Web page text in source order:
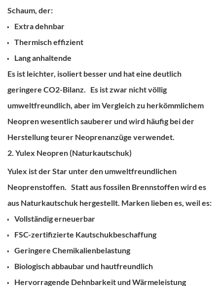
Schaum, der:
Extra dehnbar
Thermisch effizient
Lang anhaltende
Es ist leichter, isoliert besser und hat eine deutlich
geringere CO2-Bilanz. Es ist zwar nicht völlig
umweltfreundlich, aber im Vergleich zu herkömmlichem
Neopren wesentlich sauberer und wird häufig bei der
Herstellung teurer Neoprenanzüge verwendet.
2. Yulex Neopren (Naturkautschuk)
Yulex ist der Star unter den umweltfreundlichen
Neoprenstoffen. Statt aus fossilen Brennstoffen wird es
aus Naturkautschuk hergestellt. Marken lieben es, weil es:
Vollständig erneuerbar
FSC-zertifizierte Kautschukbeschaffung
Geringere Chemikalienbelastung
Biologisch abbaubar und hautfreundlich
Hervorragende Dehnbarkeit und Wärmeleistung